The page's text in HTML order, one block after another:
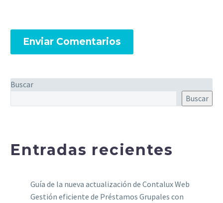
Enviar Comentarios
Buscar
Buscar
Entradas recientes
Guía de la nueva actualización de Contalux Web
Gestión eficiente de Préstamos Grupales con